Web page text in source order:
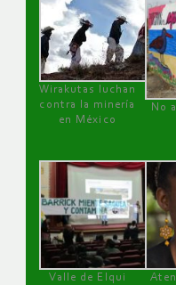
Wirakutas luchan
contra la minería
en México
No
Valle de Elqui